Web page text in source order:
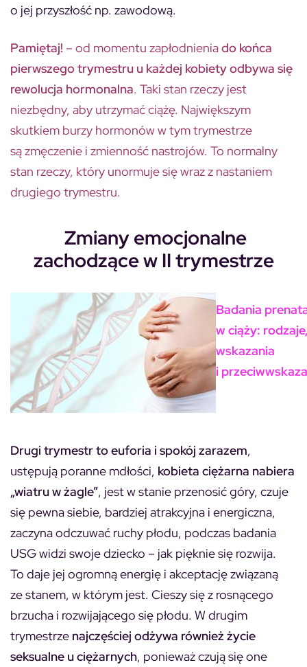
o jej przyszłość np. zawodową.
Pamiętaj! – od momentu zapłodnieniado końca
pierwszego trymestru u każdej kobiety odbywa się
rewolucja hormonalna. Taki stan rzeczy jest
niezbędny, aby utrzymać ciążę. Największym
skutkiem burzy hormonów w tym trymestrze
są zmęczenie i zmienność nastrojów. To normalny
stan rzeczy, który unormuje się wraz z nastaniem
drugiego trymestru.
Zmiany emocjonalne
zachodzące w II trymestrze
Badania
w ciąży:
wskazania
i
Drugi trymestr to euforia i spokój zarazem,
ustępują poranne mdłości, kobieta ciężarna nabiera
„wiatru w żagle”, jest w stanie przenosić góry, czuje
się pewna siebie, bardziej atrakcyjna i energiczna,
zaczyna odczuwać ruchy płodu, podczas badania
USG widzi swoje dziecko – jak pięknie się rozwija.
To daje jej ogromną energię i akceptację związaną
ze stanem, w którym jest. Cieszy się z rosnącego
brzucha i rozwijającego się płodu. W drugim
trymestrze najczęściej odżywa również życie
seksualne u ciężarnych, ponieważ czują się one